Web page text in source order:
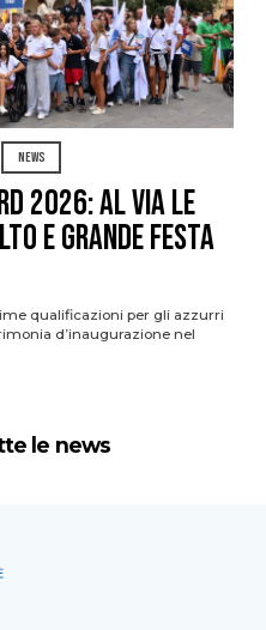
NEWS
2026: al via le
e grande festa
qualificazioni per gli azzurri
d’inaugurazione nel
le news